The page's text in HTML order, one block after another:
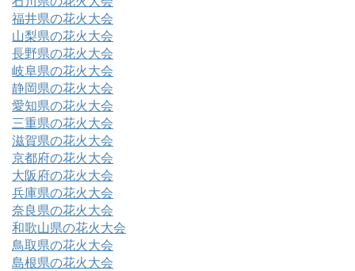
福井県の花火大会
山梨県の花火大会
長野県の花火大会
岐阜県の花火大会
静岡県の花火大会
愛知県の花火大会
三重県の花火大会
滋賀県の花火大会
京都府の花火大会
大阪府の花火大会
兵庫県の花火大会
奈良県の花火大会
和歌山県の花火大会
鳥取県の花火大会
島根県の花火大会